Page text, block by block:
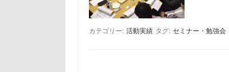
カテゴリー: 活動実績 タグ: セミナー・勉強会